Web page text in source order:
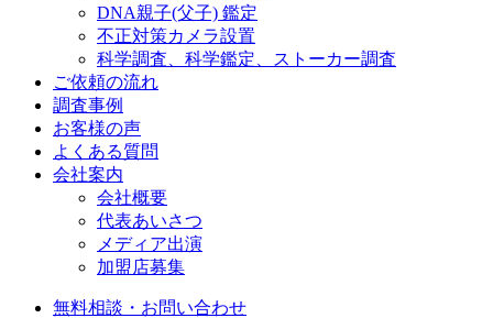
DNA親子(父子) 鑑定
不正対策カメラ設置
科学調査、科学鑑定、ストーカー調査
ご依頼の流れ
調査事例
お客様の声
よくある質問
会社案内
会社概要
代表あいさつ
メディア出演
加盟店募集
無料相談・お問い合わせ